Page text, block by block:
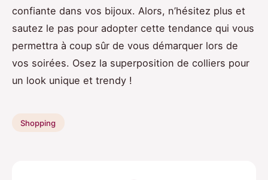
confiante dans vos bijoux. Alors, n’hésitez plus et
sautez le pas pour adopter cette tendance qui vous
permettra à coup sûr de vous démarquer lors de
vos soirées. Osez la superposition de colliers pour
un look unique et trendy !
Shopping